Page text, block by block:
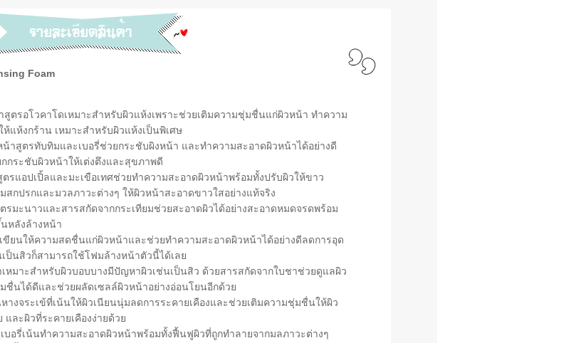
Foam
ตรอโวคาโดเหมาะสำหรับผิวแห้งเพราะช่วยเติมความชุ่มชื่นแก่ผิวหน้า ทำความ
แห้งกร้าน เหมาะสำหรับผิวแห้งเป็นพิเศษ
าสูตรทับทิมและเบอรี่ช่วยกระชับผิงหน้า และทำความสะอาดผิวหน้าได้อย่างดี
กระชับผิวหน้าให้เต่งตึงและสุขภาพดี
รแอปเปิ้ลและมะเขือเทศช่วยทำความสะอาดผิวหน้าพร้อมทั้งปรับผิวให้ขาว
สกปรกและมวลภาวะต่างๆ ให้ผิวหน้าสะอาดขาวใสอย่างแท้จริง
รมะนาวและสารสกัดจากกระเทียมช่วยสะอาดผิวได้อย่างสะอาดหมดจรดพร้อม
หลังล้างหน้า
ยนให้ความสดชื่นแก่ผิวหน้าและช่วยทำความสะอาดผิวหน้าได้อย่างดีลดการอุด
ป็นสิวก็สามารถใช้โฟมล้างหน้าตัวนี้ได้เลย
หมาะสำหรับผิวบอบบางมีปัญหาผิวเช่นเป็นสิว ด้วยสารสกัดจากใบชาช่วยดูแลผิว
ชื่นได้ดีและช่วยผลัดเซลล์ผิวหน้าอย่างอ่อนโยนอีกด้วย
างจระเข้ที่เน้นให้ผิวเนียนนุ่มลดการระคายเคืองและช่วยเติมความชุ่มชื่นให้ผิว
ละผิวที่ระคายเคืองง่ายด้วย
บอรี่เน้นทำความสะอาดผิวหน้าพร้อมทั้งฟื้นฟูผิวที่ถูกทำลายจากมลภาวะต่างๆ